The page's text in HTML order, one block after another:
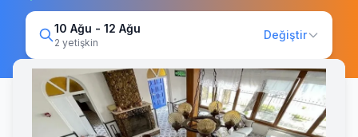
10 Ağu - 12 Ağu
2 yetişkin
Değiştir